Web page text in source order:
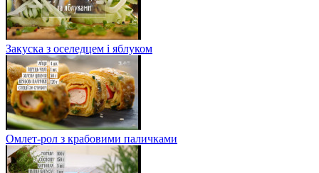
Закуска з оселедцем і яблуком
Омлет-рол з крабовими паличками